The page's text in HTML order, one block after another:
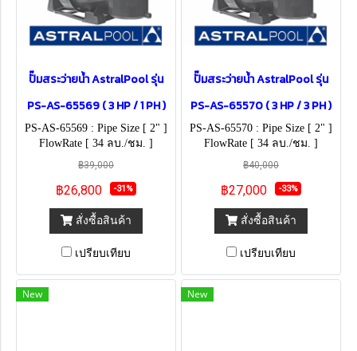
ปั๊มสระว่ายน้ำ AstralPool รุ่น
PS-AS-65569 ( 3 HP / 1 PH )
PS-AS-65569 : Pipe Size [ 2" ]
FlowRate [ 34 ลบ./ชม. ]
฿39,000
฿26,800 -31%
สั่งซื้อสินค้า
เปรียบเทียบ
ปั๊มสระว่ายน้ำ AstralPool รุ่น
PS-AS-65570 ( 3 HP / 3 PH )
PS-AS-65570 : Pipe Size [ 2" ]
FlowRate [ 34 ลบ./ชม. ]
฿40,000
฿27,000 -33%
สั่งซื้อสินค้า
เปรียบเทียบ
New New